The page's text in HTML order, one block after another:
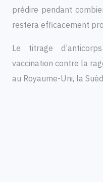
prédire pendant
restera efficacement
Le titrage
vaccination contre la
au Royaume-Uni, la